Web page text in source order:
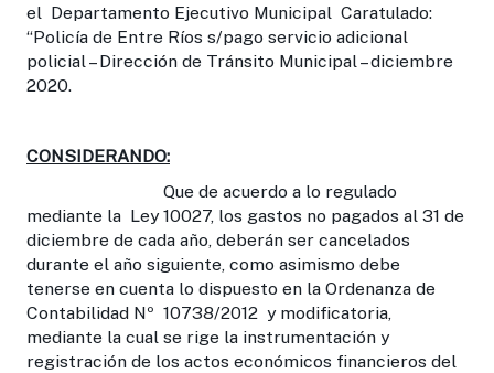
el Departamento Ejecutivo Municipal Caratulado:
“Policía de Entre Ríos s/pago servicio adicional
policial – Dirección de Tránsito Municipal – diciembre
2020.
CONSIDERANDO:
Que de acuerdo a lo regulado
mediante la Ley 10027, los gastos no pagados al 31 de
diciembre de cada año, deberán ser cancelados
durante el año siguiente, como asimismo debe
tenerse en cuenta lo dispuesto en la Ordenanza de
Contabilidad Nº 10738/2012 y modificatoria,
mediante la cual se rige la instrumentación y
registración de los actos económicos financieros del